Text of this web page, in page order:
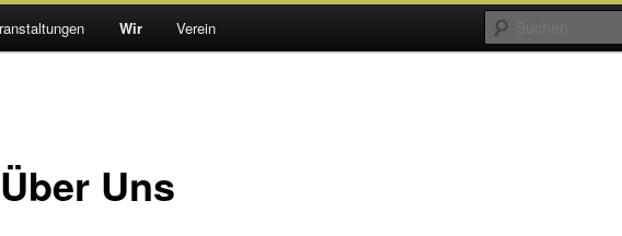
Wir Verein
Uns